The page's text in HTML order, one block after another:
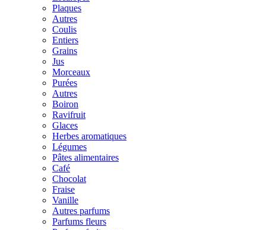
Plaques
Autres
Coulis
Entiers
Grains
Jus
Morceaux
Purées
Autres
Boiron
Ravifruit
Glaces
Herbes aromatiques
Légumes
Pâtes alimentaires
Café
Chocolat
Fraise
Vanille
Autres parfums
Parfums fleurs